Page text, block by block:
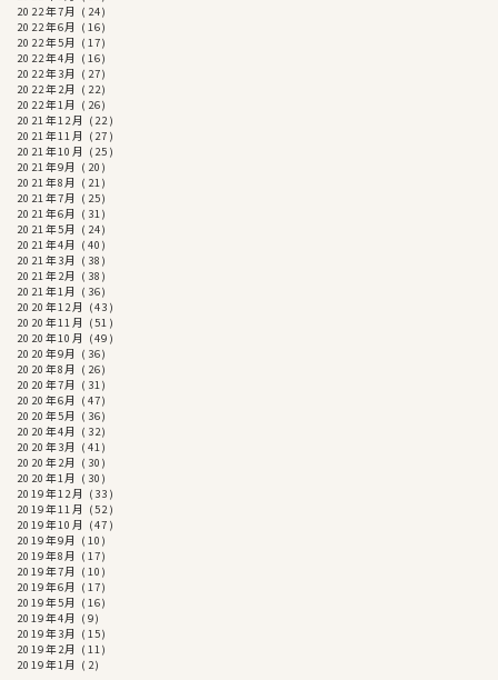
2022年7月 (24)
2022年6月 (16)
2022年5月 (17)
2022年4月 (16)
2022年3月 (27)
2022年2月 (22)
2022年1月 (26)
2021年12月 (22)
2021年11月 (27)
2021年10月 (25)
2021年9月 (20)
2021年8月 (21)
2021年7月 (25)
2021年6月 (31)
2021年5月 (24)
2021年4月 (40)
2021年3月 (38)
2021年2月 (38)
2021年1月 (36)
2020年12月 (43)
2020年11月 (51)
2020年10月 (49)
2020年9月 (36)
2020年8月 (26)
2020年7月 (31)
2020年6月 (47)
2020年5月 (36)
2020年4月 (32)
2020年3月 (41)
2020年2月 (30)
2020年1月 (30)
2019年12月 (33)
2019年11月 (52)
2019年10月 (47)
2019年9月 (10)
2019年8月 (17)
2019年7月 (10)
2019年6月 (17)
2019年5月 (16)
2019年4月 (9)
2019年3月 (15)
2019年2月 (11)
2019年1月 (2)